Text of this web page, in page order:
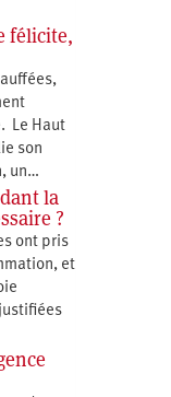
félicite,
Le Haut
son
un…
la
?
ont pris
et